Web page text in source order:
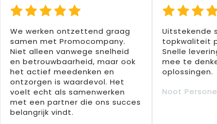
We werken ontzettend graag
samen met Promocompany.
Niet alleen vanwege snelheid
en betrouwbaarheid, maar ook
het actief meedenken en
ontzorgen is waardevol. Het
voelt echt als samenwerken
met een partner die ons succes
belangrijk vindt.
Uitstekende
topkwaliteit
Snelle
mee te
oplossingen.
Noot